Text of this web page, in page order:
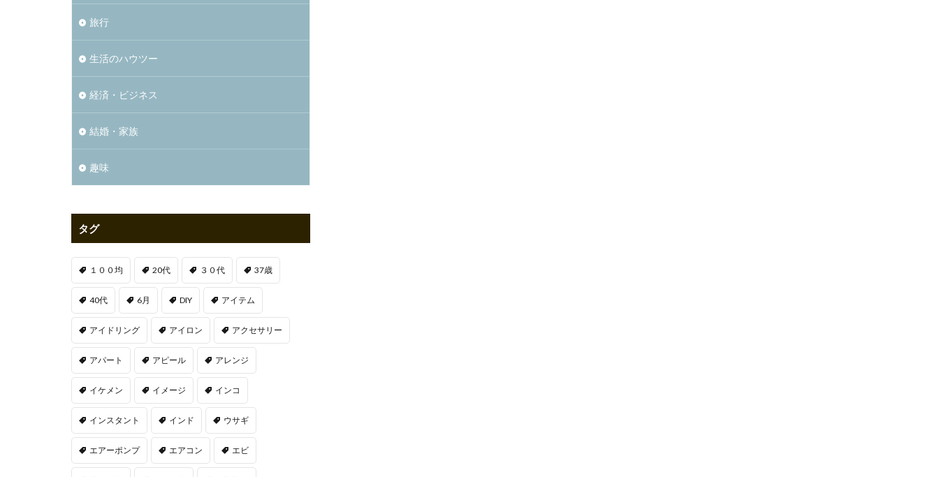
旅行
生活のハウツー
経済・ビジネス
結婚・家族
趣味
タグ
１００均 20代 ３０代 37歳
40代 6月 DIY アイテム
アイドリング アイロン アクセサリー
アパート アピール アレンジ
イケメン イメージ インコ
インスタント インド ウサギ
エアーポンプ エアコン エビ